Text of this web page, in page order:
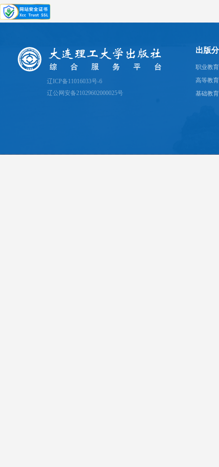
辽ICP备11016033号-6
辽公网安备21029602000025号
出版
职业教
高等教
基础教